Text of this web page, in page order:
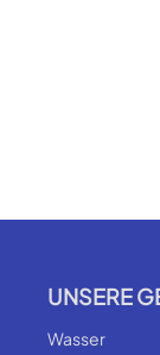
UNSERE
Wasser